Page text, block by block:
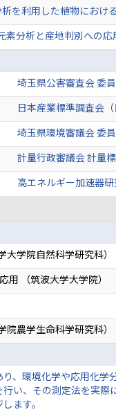
を利用した植物におけ
素分析と産地判別への
埼玉県公害審査会 委員
日本産業標準調査会
埼玉県環境審議会 委員
計量行政審議会 計量
高エネルギー加速器
学院自然科学研究科）
（筑波大学大学院）
農学生命科学研究科）
、環境化学や応用化学
い、その測定法を実
ます。